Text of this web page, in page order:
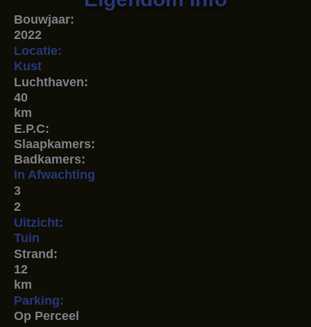
Bouwjaar:
2022
Locatie:
Kust
Luchthaven:
40
km
E.P.C:
Slaapkamers:
Badkamers:
In Afwachting
3
2
Uitzicht:
Tuin
Strand:
12
km
Parking:
Op Perceel